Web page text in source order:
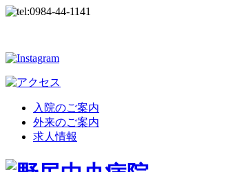
入院のご案内
外来のご案内
求人情報